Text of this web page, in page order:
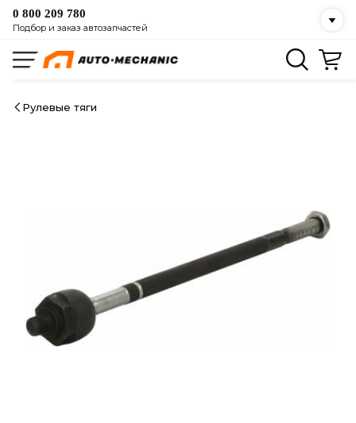
0 800 209 780
Подбор и заказ автозапчастей
Рулевые тяги